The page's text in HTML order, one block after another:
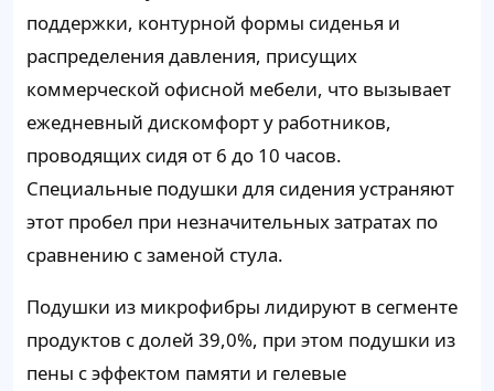
поддержки, контурной формы сиденья и
распределения давления, присущих
коммерческой офисной мебели, что вызывает
ежедневный дискомфорт у работников,
проводящих сидя от 6 до 10 часов.
Специальные подушки для сидения устраняют
этот пробел при незначительных затратах по
сравнению с заменой стула.
Подушки из микрофибры лидируют в сегменте
продуктов с долей 39,0%, при этом подушки из
пены с эффектом памяти и гелевые